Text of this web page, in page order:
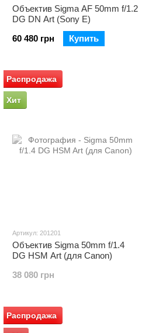
Объектив Sigma AF 50mm f/1.2
DG DN Art (Sony E)
60 480 грн
Купить
Распродажа
Хит
Артикул: 201201
Объектив Sigma 50mm f/1.4
DG HSM Art (для Canon)
38 080 грн
Распродажа